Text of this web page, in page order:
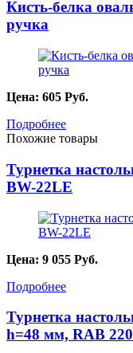
Кисть-белка
ручка
Цена: 605 Руб.
Подробнее
Похожие товары
Турнетка
BW-22LE
Цена: 9 055 Руб.
Подробнее
Турнетка
h=48 мм, RAB